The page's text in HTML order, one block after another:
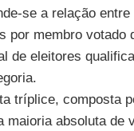
se a relação entre
por membro votado
de eleitores
tríplice, composta
maioria absoluta de